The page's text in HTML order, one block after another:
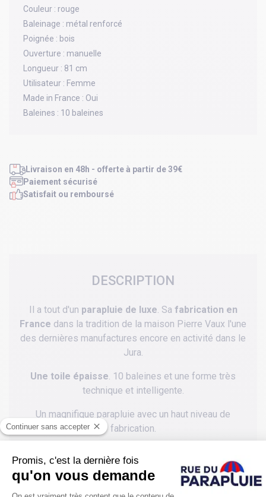
Couleur : rouge
Baleinage : métal renforcé
Poignée : bois
Ouverture : manuelle
Longueur : 81 cm
Utilisateur : Femme
Made in France : Oui
Baleines : 10 baleines
Livraison en 48h - offerte à partir de 39€
Paiement sécurisé
Satisfait ou remboursé
DESCRIPTION
Il a tout d'un parapluie de luxe. Sa fabrication en
France dans la tradition de la maison Pierre Vaux l'une
des dernières manufactures encore en activité dans le
Jura.
Une toile épaisse. 10 baleines et une forme très
technique et intelligente.
Un magnifique parapluie avec un haut niveau de
fabrication.
et le mât est en bois.
Un beau cadeau pour les amoureux des beaux